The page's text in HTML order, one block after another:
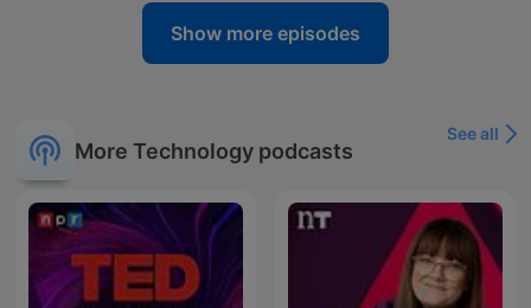
Show more episodes
More Technology podcasts
See all